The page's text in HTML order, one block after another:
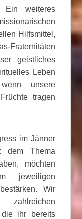
Ein weiteres
Hilfsmittel,
Fraternitäten
geistliches
Leben
unsere
tragen
im Jänner
dem Thema
möchten
jeweiligen
Wir
die ihr bereits